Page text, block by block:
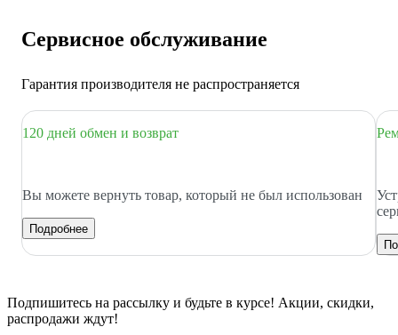
Сервисное обслуживание
Гарантия производителя не распространяется
120 дней обмен и возврат
Вы можете вернуть товар, который не был использован
Подробнее
Подпишитесь на рассылку и будьте в курсе! Акции, скидки,
распродажи ждут!